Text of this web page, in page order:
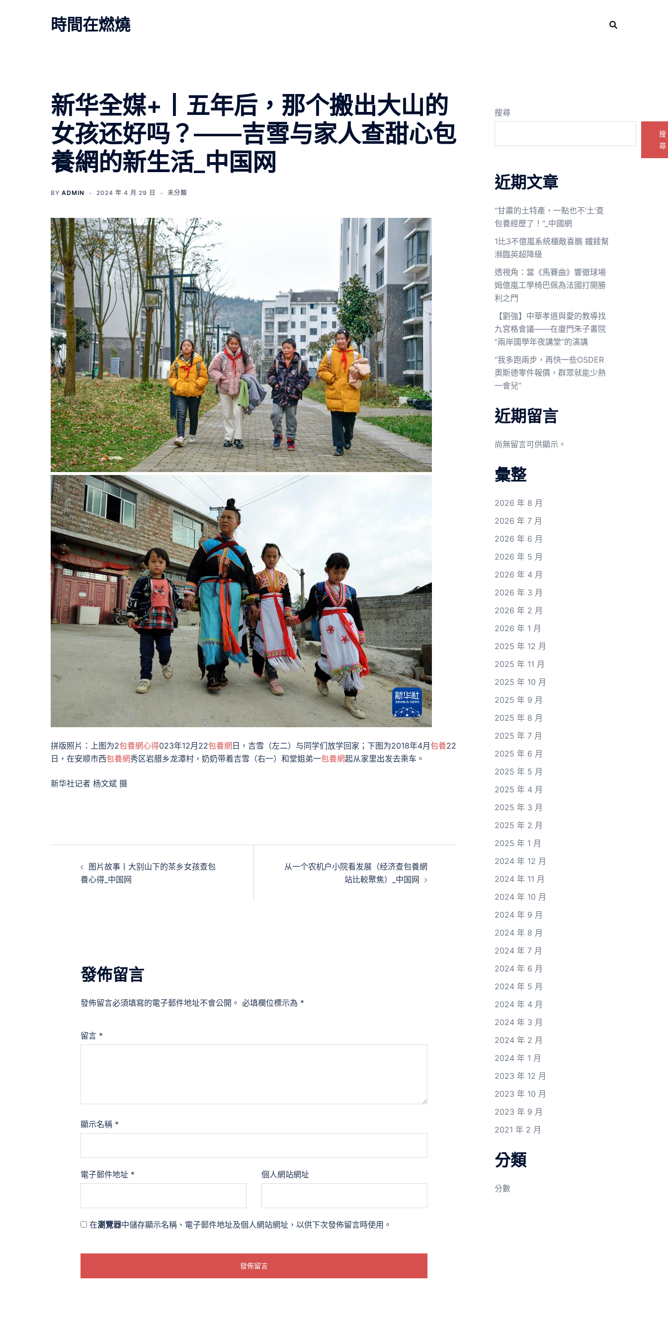
時間在燃燒
新华全媒+丨五年后，那个搬出大山的
女孩还好吗？——吉雪与家人查甜心包
養網的新生活_中国网
BY ADMIN 2024 年 4 月 29 日 未分類
拼版照片：上图为2包養網心得023年12月22包養網 日，吉雪（左二）与同学们放学回家；下图为2018年4月 包養22
日，在安顺市西包養網秀区岩腊乡龙潭村，奶奶带着吉雪（右一）和堂姐弟一包養網起从家里出发去乘车。
新华社记者 杨文斌 摄
图片故事丨大别山下的茶乡女孩查包
養心得_中国网
从一个农机户小院看发展（经济查包養網
站比較聚焦）_中国网
發佈留言
發佈留言必須填寫的電子郵件地址不會公開。 必填欄位標示為 *
留言 *
顯示名稱 *
電子郵件地址 * 個人網站網址
在瀏覽器中儲存顯示名稱、電子郵件地址及個人網站網址，以供下次發佈留言時使用。
搜尋
搜
尋
近期文章
“甘肅的土特產，一點也不‘土’查
包養經歷了！”_中國網
1比3不億嵐系統櫃敵喜鵲 鐵錘幫
瀕臨英超降級
透視角：當《馬賽曲》響徹球場
姆億嵐工學椅巴佩為法國打開勝
利之門
【劉強】中華孝道與愛的教導找
九宮格會議——在廈門朱子書院
“兩岸國學年夜講堂”的演講
“我多跑兩步，再快一些OSDER
奧斯德零件報價，群眾就能少熱
一會兒”
近期留言
尚無留言可供顯示。
彙整
2026 年 8 月
2026 年 7 月
2026 年 6 月
2026 年 5 月
2026 年 4 月
2026 年 3 月
2026 年 2 月
2026 年 1 月
2025 年 12 月
2025 年 11 月
2025 年 10 月
2025 年 9 月
2025 年 8 月
2025 年 7 月
2025 年 6 月
2025 年 5 月
2025 年 4 月
2025 年 3 月
2025 年 2 月
2025 年 1 月
2024 年 12 月
2024 年 11 月
2024 年 10 月
2024 年 9 月
2024 年 8 月
2024 年 7 月
2024 年 6 月
2024 年 5 月
2024 年 4 月
2024 年 3 月
2024 年 2 月
2024 年 1 月
2023 年 12 月
2023 年 10 月
2023 年 9 月
2021 年 2 月
分類
分數